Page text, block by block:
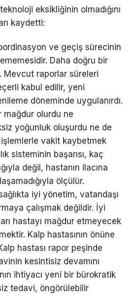
eksikliğinin olmadığını
kaydetti:
ve geçiş sürecinin
Daha doğru bir
Mevcut raporlar süreleri
kabul edilir, yeni
döneminde uygulanırdı.
mağdur olurdu ne
yoğunluk oluşurdu ne de
vakit kaybetmek
sisteminin başarısı, kaç
değil, hastanın ilacına
ölçülür.
iyi yönetim, vatandaşı
çalışmak değildir. İyi
hastayı mağdur etmeyecek
Kalp hastasının önüne
hastası rapor peşinde
kesintisiz devamını
ihtiyacı yeni bir bürokratik
tedavi, öngörülebilir